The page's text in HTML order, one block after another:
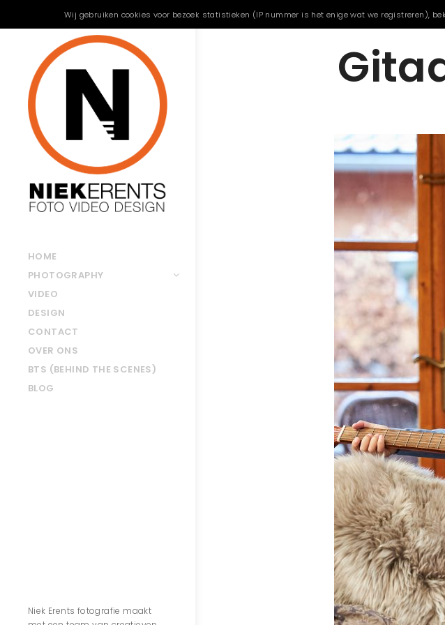
HOME
PHOTOGRAPHY
VIDEO
DESIGN
CONTACT
OVER ONS
BTS (BEHIND THE SCENES)
BLOG
Niek Erents fotografie maakt
Wij gebruiken cookies voor bezoek statistieken (IP nummer is het enige wat we registreren),